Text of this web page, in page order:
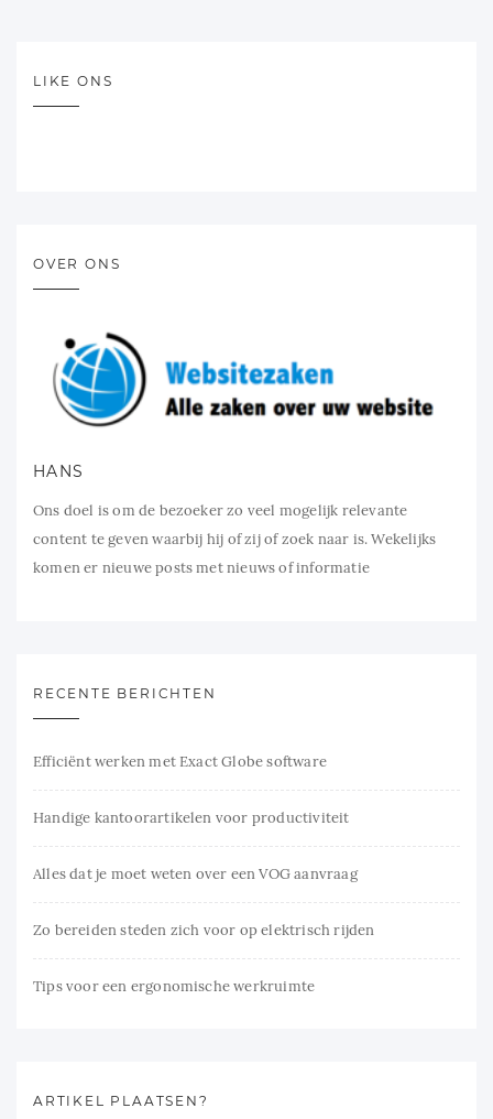
LIKE ONS
OVER ONS
HANS
Ons doel is om de bezoeker zo veel mogelijk relevante
content te geven waarbij hij of zij of zoek naar is. Wekelijks
komen er nieuwe posts met nieuws of informatie
RECENTE BERICHTEN
Efficiënt werken met Exact Globe software
Handige kantoorartikelen voor productiviteit
Alles dat je moet weten over een VOG aanvraag
Zo bereiden steden zich voor op elektrisch rijden
Tips voor een ergonomische werkruimte
ARTIKEL PLAATSEN?